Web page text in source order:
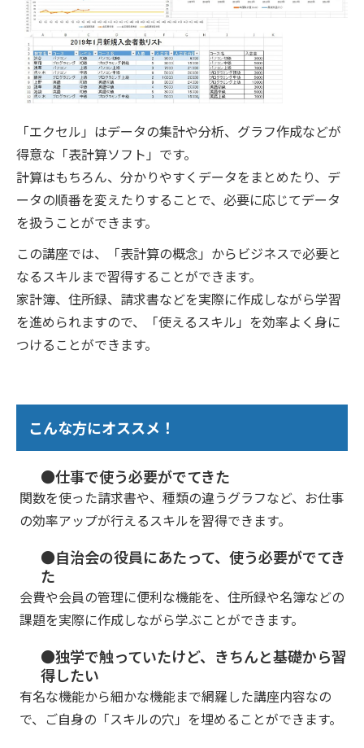
「エクセル」はデータの集計や分析、グラフ作成などが
得意な「表計算ソフト」です。
計算はもちろん、分かりやすくデータをまとめたり、デ
ータの順番を変えたりすることで、必要に応じてデータ
を扱うことができます。
この講座では、「表計算の概念」からビジネスで必要と
なるスキルまで習得することができます。
家計簿、住所録、請求書などを実際に作成しながら学習
を進められますので、「使えるスキル」を効率よく身に
つけることができます。
こんな方にオススメ！
●仕事で使う必要がでてきた
関数を使った請求書や、種類の違うグラフなど、お仕事
の効率アップが行えるスキルを習得できます。
●自治会の役員にあたって、使う必要がでてき
た
会費や会員の管理に便利な機能を、住所録や名簿などの
課題を実際に作成しながら学ぶことができます。
●独学で触っていたけど、きちんと基礎から習
得したい
有名な機能から細かな機能まで網羅した講座内容なの
で、ご自身の「スキルの穴」を埋めることができます。